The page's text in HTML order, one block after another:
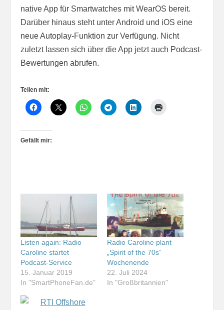
native App für Smartwatches mit WearOS bereit.
Darüber hinaus steht unter Android und iOS eine
neue Autoplay-Funktion zur Verfügung. Nicht
zuletzt lassen sich über die App jetzt auch Podcast-
Bewertungen abrufen.
Teilen mit:
Gefällt mir:
Listen again: Radio
Caroline startet
Podcast-Service
15. Januar 2019
In "SmartPhoneFan.de"
Radio Caroline plant
„Spirit of the 70s“
Wochenende
22. Juli 2024
In "Großbritannien"